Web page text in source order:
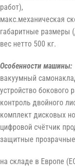
работ),
макс.механическая
габаритные размеры
вес нетто 500 кг.
Особенности машины:
вакуумный
устройство бокового
контроль двойного
комплект дисковых
цифровой счётчик
защитные
на складе в Европе